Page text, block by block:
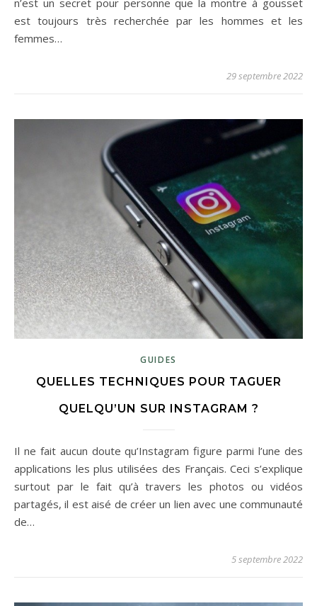
n’est un secret pour personne que la montre à gousset
est toujours très recherchée par les hommes et les
femmes…
29 septembre 2022
GUIDES
QUELLES TECHNIQUES POUR TAGUER
QUELQU’UN SUR INSTAGRAM ?
Il ne fait aucun doute qu’Instagram figure parmi l’une des
applications les plus utilisées des Français. Ceci s’explique
surtout par le fait qu’à travers les photos ou vidéos
partagés, il est aisé de créer un lien avec une communauté
de…
5 septembre 2022